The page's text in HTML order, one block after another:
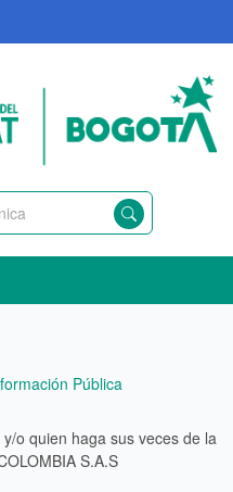
Pública
o quien haga sus veces de la
S.A.S